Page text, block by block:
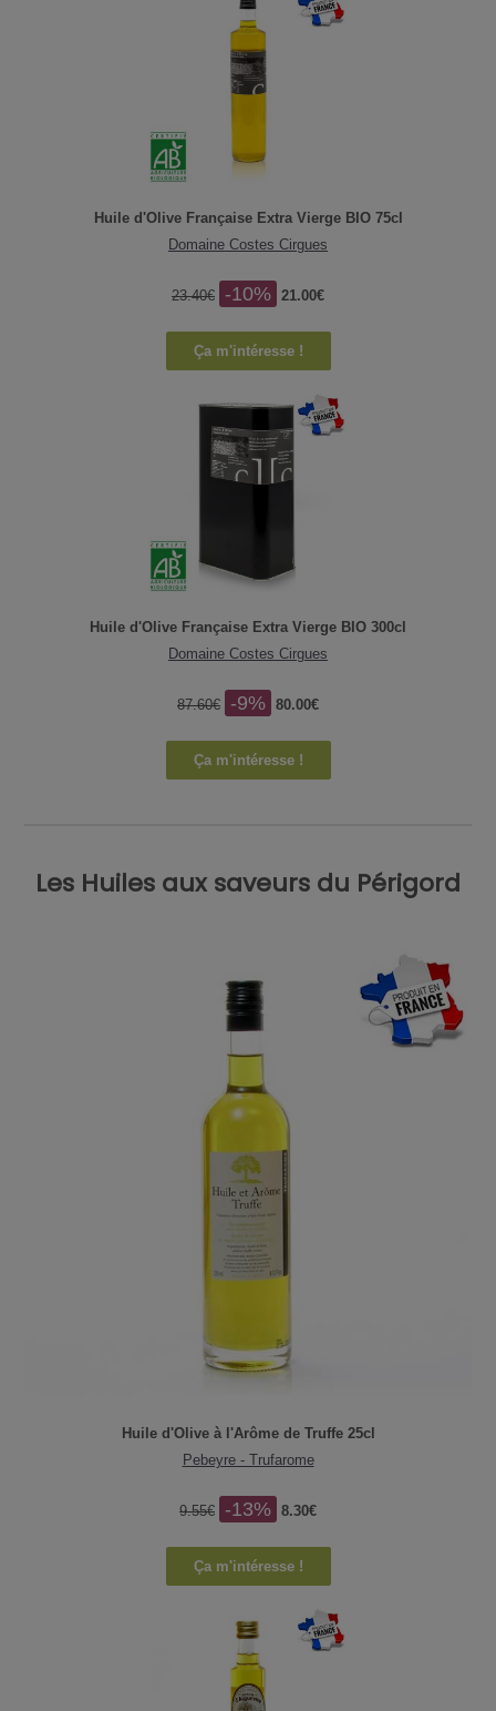
Huile d'Olive Française Extra Vierge BIO 75cl
Domaine Costes Cirgues
23.40€ -10% 21.00€
Ça m'intéresse !
Huile d'Olive Française Extra Vierge BIO 300cl
Domaine Costes Cirgues
87.60€ -9% 80.00€
Ça m'intéresse !
Les Huiles aux saveurs du Périgord
Huile d'Olive à l'Arôme de Truffe 25cl
Pebeyre - Trufarome
9.55€ -13% 8.30€
Ça m'intéresse !